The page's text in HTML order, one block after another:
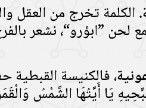
الكلمة تخرج من العقل
لحن ”ابؤرو“، نشعر
، فالكنيسة القبطية
يَا أَيَّتُهَا الشَّمْسُ وَالْقَمَرُ.